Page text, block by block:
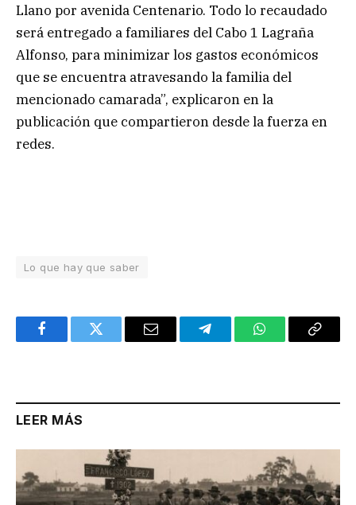
Llano por avenida Centenario. Todo lo recaudado
será entregado a familiares del Cabo 1 Lagraña
Alfonso, para minimizar los gastos económicos
que se encuentra atravesando la familia del
mencionado camarada”, explicaron en la
publicación que compartieron desde la fuerza en
redes.
Lo que hay que saber
FacebookTwitter Email TelegramWhatsAppCopy
LEER MÁS